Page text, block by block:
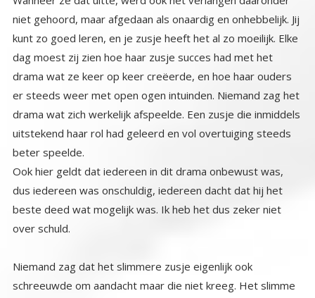
beter speelde.
Ook hier geldt dat iedereen in dit drama onbewust was,
dus iedereen was onschuldig, iedereen dacht dat hij het
beste deed wat mogelijk was. Ik heb het dus zeker niet
over schuld.
Niemand zag dat het slimmere zusje eigenlijk ook
schreeuwde om aandacht maar die niet kreeg. Het slimme
zusje werd beticht van jaloezie, van onhebbelijk gedrag (nu
je zou voor minder) en werd door beide ouders niet
‘gezien’. Niet erkend in haar behoeften. Het andere zusje,
eiste alle aandacht op en kreeg die volop en werd elke keer
als ze een succesje boekte overladen met complimenten,
terwijl iedereen het gewoon normaal vond dat haar andere